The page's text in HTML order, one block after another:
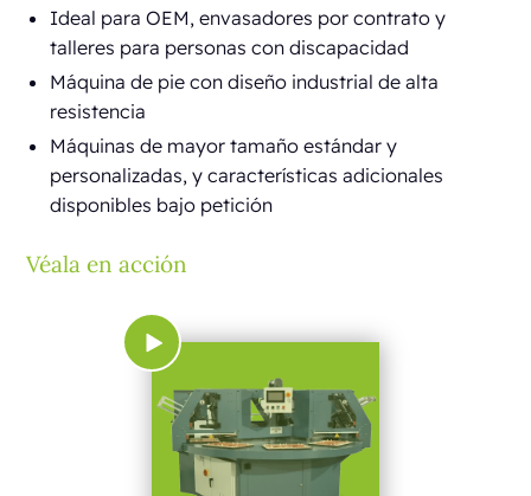
Ideal para OEM, envasadores por contrato y
talleres para personas con discapacidad
Máquina de pie con diseño industrial de alta
resistencia
Máquinas de mayor tamaño estándar y
personalizadas, y características adicionales
disponibles bajo petición
Véala en acción